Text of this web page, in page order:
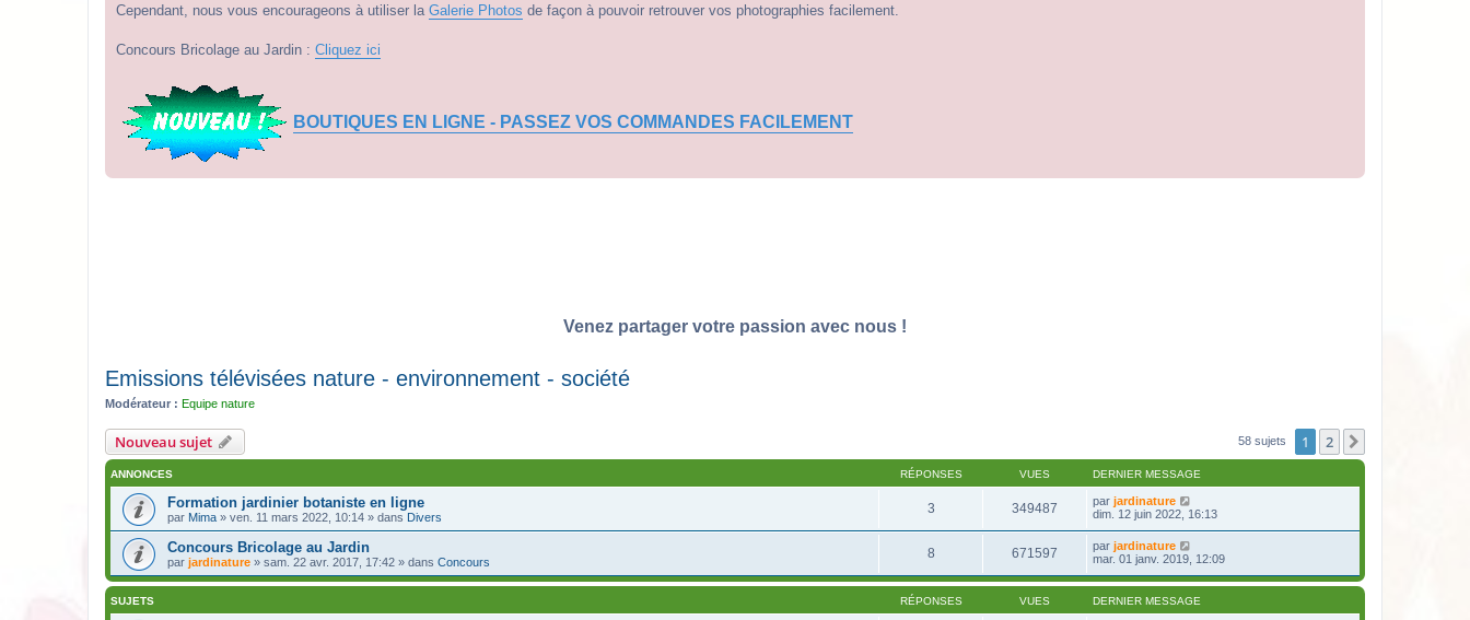
Cependant, nous vous encourageons à utiliser la Galerie Photos de façon à pouvoir retrouver vos photographies facilement.
Concours Bricolage au Jardin : Cliquez ici
BOUTIQUES EN LIGNE - PASSEZ VOS COMMANDES FACILEMENT
Venez partager votre passion avec nous !
Emissions télévisées nature - environnement - société
Modérateur : Equipe nature
Nouveau sujet 58 sujets 1 2
ANNONCES RÉPONSES VUES DERNIER MESSAGE
Formation jardinier botaniste en ligne
par Mima » ven. 11 mars 2022, 10:14 » dans Divers
3 349487 par jardinature
dim. 12 juin 2022, 16:13
Concours Bricolage au Jardin
par jardinature » sam. 22 avr. 2017, 17:42 » dans Concours
8 671597 par jardinature
mar. 01 janv. 2019, 12:09
SUJETS RÉPONSES VUES DERNIER MESSAGE